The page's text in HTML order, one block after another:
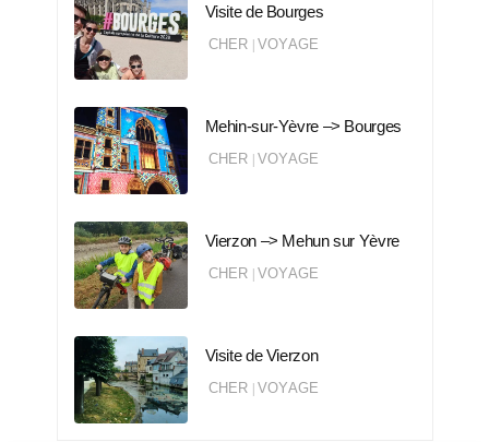
Visite de Bourges
CHER VOYAGE
Mehin-sur-Yèvre –> Bourges
CHER VOYAGE
Vierzon –> Mehun sur Yèvre
CHER VOYAGE
Visite de Vierzon
CHER VOYAGE